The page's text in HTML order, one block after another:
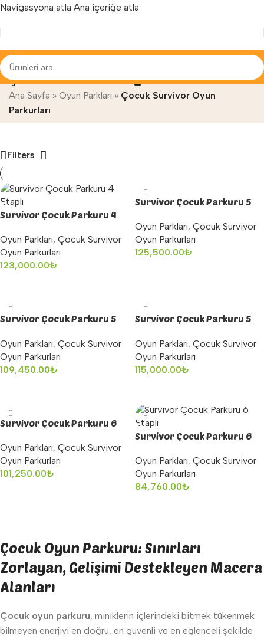
Navigasyona atla Ana içeriğe atla
Çocuk Survivor Oyun Parkurları
Ana Sayfa » Oyun Parkları » Çocuk Survivor Oyun
Parkurları
Filters
Survivor Çocuk Parkuru 4
Oyun Parkları, Çocuk Survivor
Oyun Parkurları
123,000.00₺
Survivor Çocuk Parkuru 5
Oyun Parkları, Çocuk Survivor
Oyun Parkurları
125,500.00₺
Survivor Çocuk Parkuru 5
Oyun Parkları, Çocuk Survivor
Oyun Parkurları
109,450.00₺
Survivor Çocuk Parkuru 5
Oyun Parkları, Çocuk Survivor
Oyun Parkurları
115,000.00₺
Survivor Çocuk Parkuru 6
Oyun Parkları, Çocuk Survivor
Oyun Parkurları
101,250.00₺
Survivor Çocuk Parkuru 6
Oyun Parkları, Çocuk Survivor
Oyun Parkurları
84,760.00₺
Çocuk Oyun Parkuru: Sınırları
Zorlayan, Gelişimi Destekleyen Macera
Alanları
Çocuk oyun parkuru, miniklerin içlerindeki bitmek tükenmek
bilmeyen enerjiyi en doğru, en güvenli ve en eğlenceli şekilde